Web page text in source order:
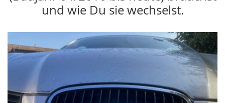
und wie Du sie wechselst.